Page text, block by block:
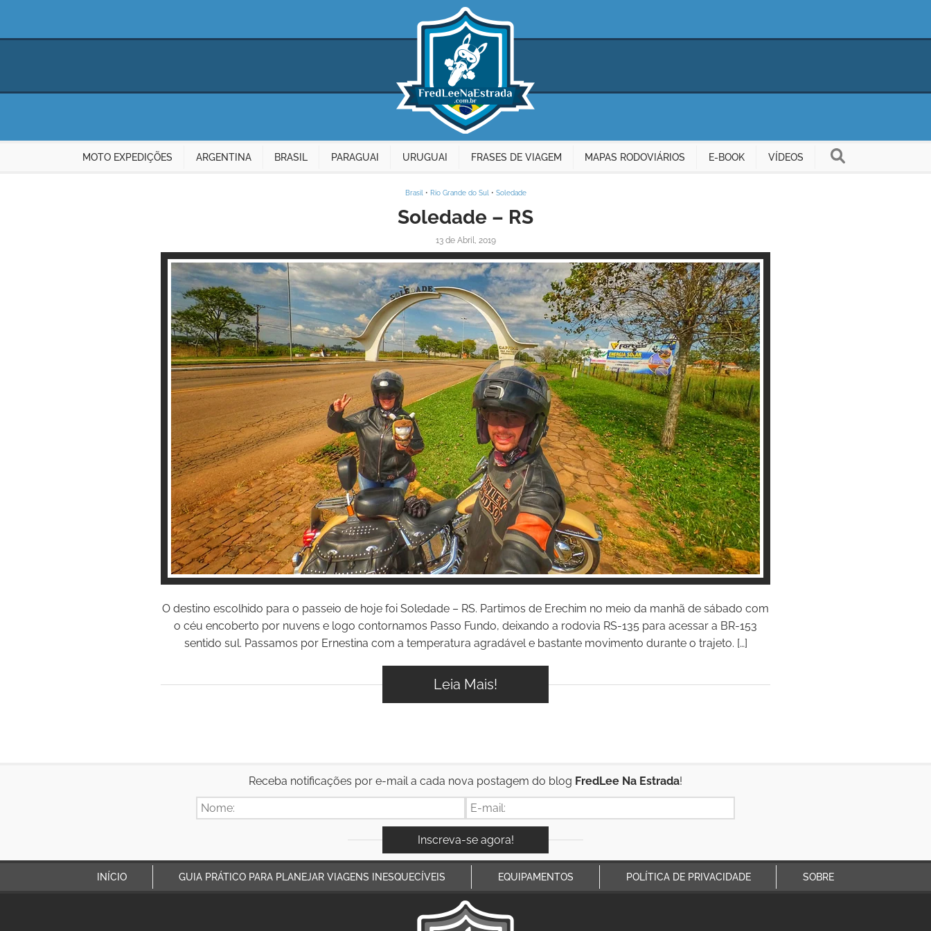
MOTO EXPEDIÇÕES ARGENTINA BRASIL PARAGUAI URUGUAI FRASES DE VIAGEM MAPAS RODOVIÁRIOS E-BOOK VÍDEOS
Brasil • Rio Grande do Sul • Soledade
Soledade – RS
13 de Abril, 2019
Inspire-se!
O destino escolhido para o passeio de hoje foi Soledade – RS. Partimos de Erechim no meio da manhã de sábado com
o céu encoberto por nuvens e logo contornamos Passo Fundo, deixando a rodovia RS-135 para acessar a BR-153
sentido sul. Passamos por Ernestina com a temperatura agradável e bastante movimento durante o trajeto. […]
Leia Mais!
Receba notificações por e-mail a cada nova postagem do blog FredLee Na Estrada!
INÍCIO GUIA PRÁTICO PARA PLANEJAR VIAGENS INESQUECÍVEIS EQUIPAMENTOS POLÍTICA DE PRIVACIDADE SOBRE